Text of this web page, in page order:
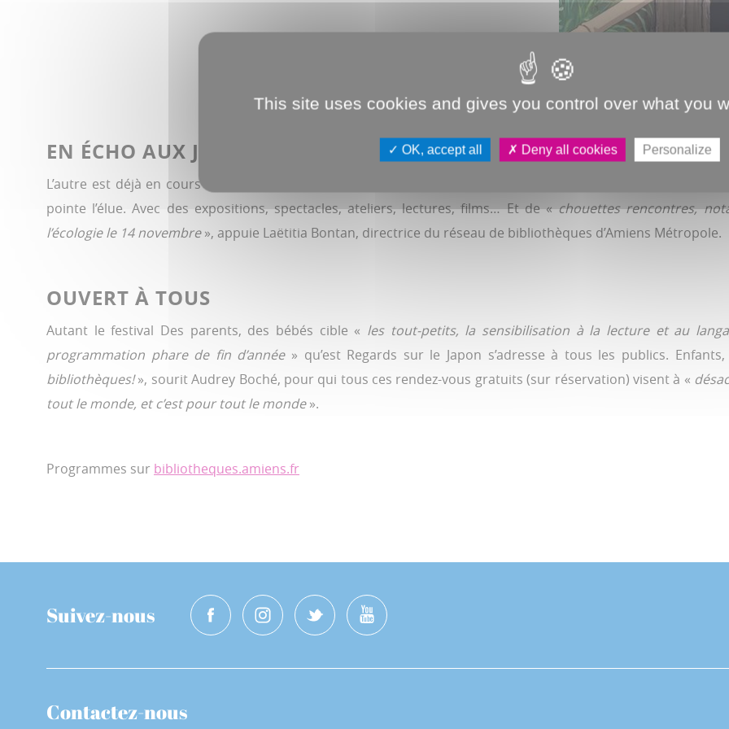
Le Tombeau des
EN ÉCHO AUX JO
L’autre est déjà en cours et s’achèvera le 19 décembre. C’est Regards sur le Japon, conçu «
pointe l’élue. Avec des expositions, spectacles, ateliers, lectures, films… Et de «chouettes rencontres,
l’écologie le 14 novembre», appuie Laëtitia Bontan, directrice du réseau de bibliothèques d’Amiens Métropole.
OUVERT À TOUS
Autant le festival Des parents, des bébés cible « les tout-petits, la sensibilisation à la lecture et au
programmation phare de fin d’année» qu’est Regards sur le Japon s’adresse à tous les publics.
bibliothèques!», sourit Audrey Boché, pour qui tous ces rendez-vous gratuits (sur réservation) visent à «
tout le monde, et c’est pour tout le monde».
Programmes sur bibliotheques.amiens.fr
Suivez-nous
Contactez-nous
This site uses cookies and gives you control over what you
OK, accept all Deny all cookies Personalize